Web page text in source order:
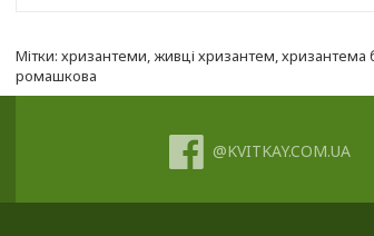
Мітки: хризантеми,живці хризантем,хризантема
ромашкова
@KVITKAY.COM.UA